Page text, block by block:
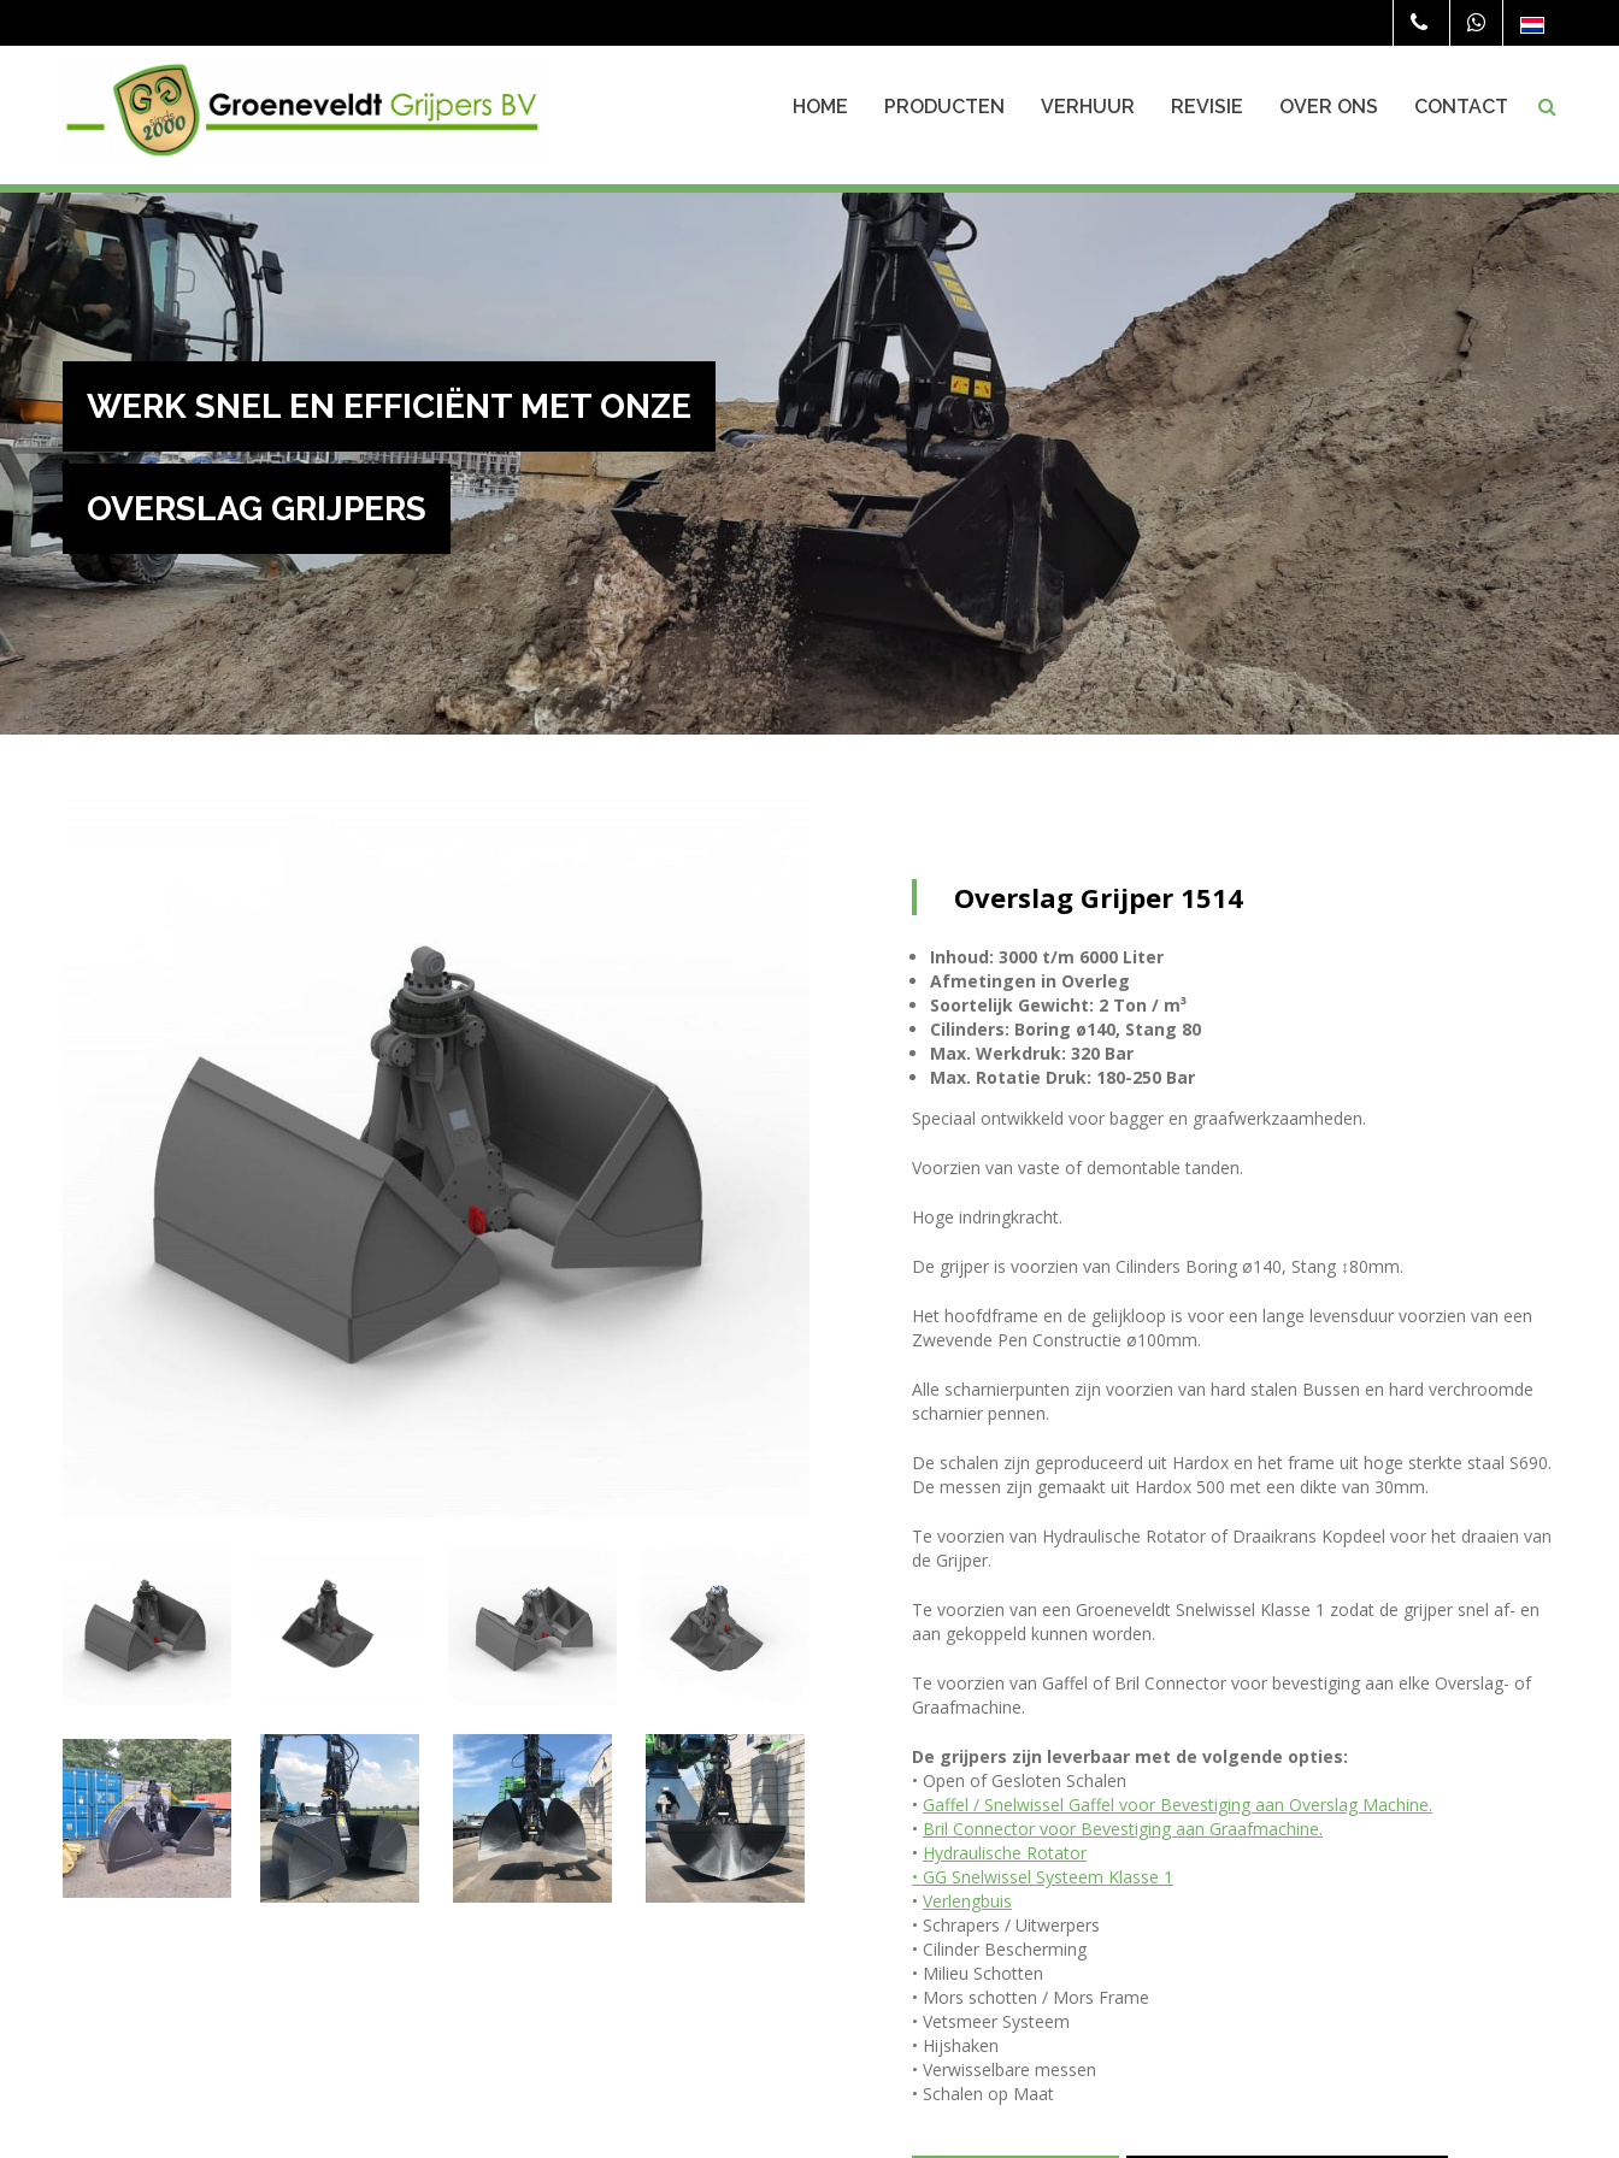
HOME PRODUCTEN VERHUUR REVISIE OVER ONS CONTACT
WERK SNEL EN EFFICIËNT MET ONZE
OVERSLAG GRIJPERS
Overslag Grijper 1514
Inhoud: 3000 t/m 6000 Liter
Afmetingen in Overleg
Soortelijk Gewicht: 2 Ton / m³
Cilinders: Boring ø140, Stang 80
Max. Werkdruk: 320 Bar
Max. Rotatie Druk: 180-250 Bar
Speciaal ontwikkeld voor bagger en graafwerkzaamheden.
Voorzien van vaste of demontable tanden.
Hoge indringkracht.
De grijper is voorzien van Cilinders Boring ø140, Stang ↕80mm.
Het hoofdframe en de gelijkloop is voor een lange levensduur voorzien van een
Zwevende Pen Constructie ø100mm.
Alle scharnierpunten zijn voorzien van hard stalen Bussen en hard verchroomde
scharnier pennen.
De schalen zijn geproduceerd uit Hardox en het frame uit hoge sterkte staal S690.
De messen zijn gemaakt uit Hardox 500 met een dikte van 30mm.
Te voorzien van Hydraulische Rotator of Draaikrans Kopdeel voor het draaien van
de Grijper.
Te voorzien van een Groeneveldt Snelwissel Klasse 1 zodat de grijper snel af- en
aan gekoppeld kunnen worden.
Te voorzien van Gaffel of Bril Connector voor bevestiging aan elke Overslag- of
Graafmachine.
De grijpers zijn leverbaar met de volgende opties:
• Open of Gesloten Schalen
• Gaffel / Snelwissel Gaffel voor Bevestiging aan Overslag Machine.
• Bril Connector voor Bevestiging aan Graafmachine.
• Hydraulische Rotator
• GG Snelwissel Systeem Klasse 1
• Verlengbuis
• Schrapers / Uitwerpers
• Cilinder Bescherming
• Milieu Schotten
• Mors schotten / Mors Frame
• Vetsmeer Systeem
• Hijshaken
• Verwisselbare messen
• Schalen op Maat